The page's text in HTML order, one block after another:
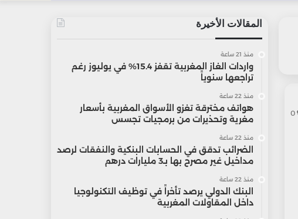
0
المقالات الأخيرة
منذ 21 ساعة
واردات الغاز المغربية تقفز 15.4% في يوليوز رغم
تراجعها سنوياً
منذ 22 ساعة
هواتف مخترقة تغزو الأسواق المغربية بأسعار
مغرية وتحذيرات من برمجيات تجسس
منذ 22 ساعة
الضرائب تدقق في الحسابات البنكية والنفقات لرصد
مداخيل غير مصرح بها بـ3 مليارات درهم
منذ 22 ساعة
البنك الدولي يرصد تأخراً في توظيف التكنولوجيا
داخل المقاولات المغربية